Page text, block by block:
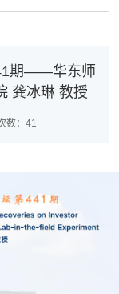
期——华东师
龚冰琳 教授
数：41